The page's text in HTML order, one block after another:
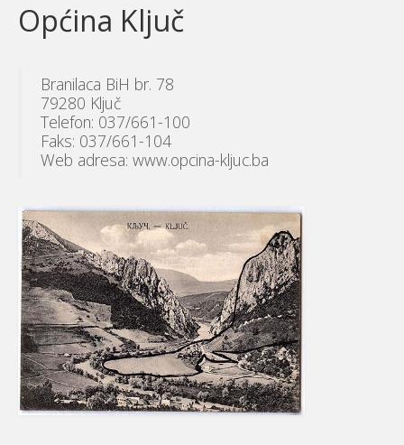
Općina Ključ
Branilaca BiH br. 78
79280 Ključ
Telefon: 037/661-100
Faks: 037/661-104
Web adresa: www.opcina-kljuc.ba